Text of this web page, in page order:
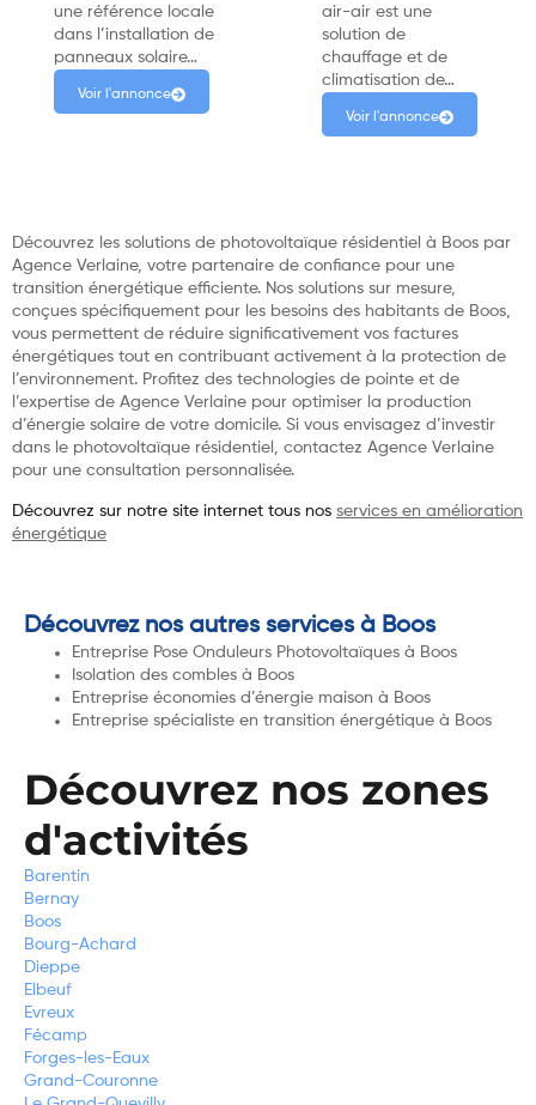
une référence locale
dans l’installation de
panneaux solaire…
Voir l'annonce
air-air est une
solution de
chauffage et de
climatisation de…
Voir l'annonce
Découvrez les solutions de photovoltaïque résidentiel à Boos par
Agence Verlaine, votre partenaire de confiance pour une
transition énergétique efficiente. Nos solutions sur mesure,
conçues spécifiquement pour les besoins des habitants de Boos,
vous permettent de réduire significativement vos factures
énergétiques tout en contribuant activement à la protection de
l’environnement. Profitez des technologies de pointe et de
l’expertise de Agence Verlaine pour optimiser la production
d’énergie solaire de votre domicile. Si vous envisagez d’investir
dans le photovoltaïque résidentiel, contactez Agence Verlaine
pour une consultation personnalisée.
Découvrez sur notre site internet tous nos services en amélioration
énergétique
Découvrez nos autres services à Boos
Entreprise Pose Onduleurs Photovoltaïques à Boos
Isolation des combles à Boos
Entreprise économies d’énergie maison à Boos
Entreprise spécialiste en transition énergétique à Boos
Découvrez nos zones
d'activités
Barentin
Bernay
Boos
Bourg-Achard
Dieppe
Elbeuf
Evreux
Fécamp
Forges-les-Eaux
Grand-Couronne